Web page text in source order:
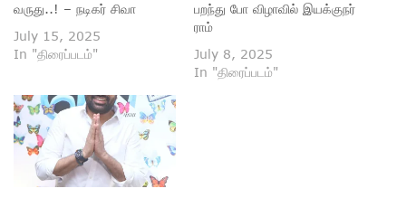
வருது..! – நடிகர் சிவா
July 15, 2025
In "திரைப்படம்"
பறந்து போ விழாவில் இயக்குநர்
ராம்
July 8, 2025
In "திரைப்படம்"